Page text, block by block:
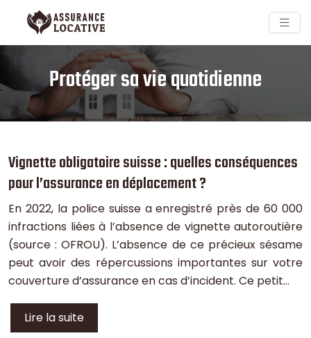
Protéger sa vie quotidienne
Vignette obligatoire suisse : quelles conséquences
pour l’assurance en déplacement ?
En 2022, la police suisse a enregistré près de 60 000
infractions liées à l’absence de vignette autoroutière
(source : OFROU). L’absence de ce précieux sésame
peut avoir des répercussions importantes sur votre
couverture d’assurance en cas d’incident. Ce petit…
Lire la suite